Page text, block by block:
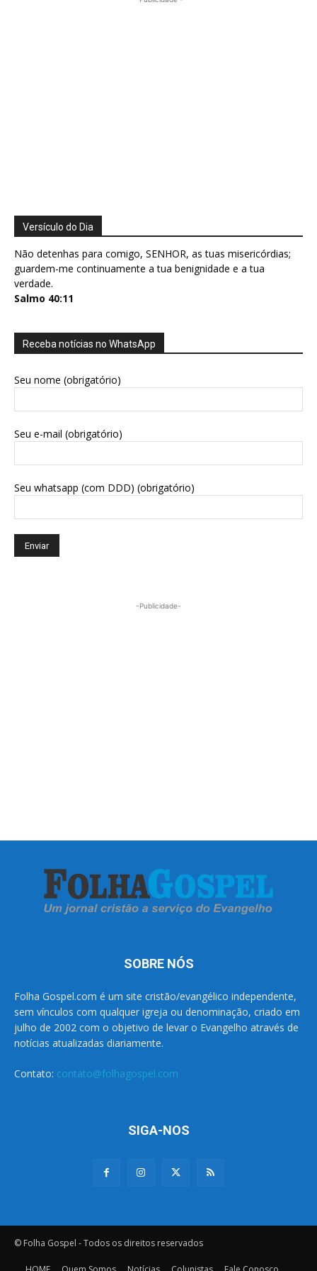
Versículo do Dia
Não detenhas para comigo, SENHOR, as tuas misericórdias;
guardem-me continuamente a tua benignidade e a tua
verdade.
Salmo 40:11
Receba notícias no WhatsApp
Seu nome (obrigatório)
Seu e-mail (obrigatório)
Seu whatsapp (com DDD) (obrigatório)
-Publicidade-
SOBRE NÓS
Folha Gospel.com é um site cristão/evangélico independente,
sem vínculos com qualquer igreja ou denominação, criado em
julho de 2002 com o objetivo de levar o Evangelho através de
notícias atualizadas diariamente.
Contato: contato@folhagospel.com
SIGA-NOS
© Folha Gospel - Todos os direitos reservados